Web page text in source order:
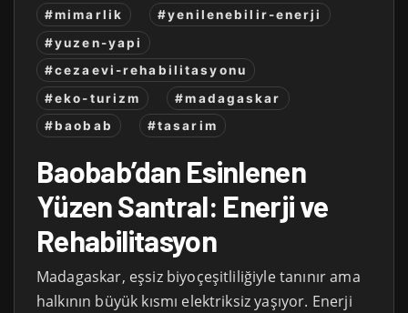
#mimarlik
#yenilenebilir-enerji
#yuzen-yapi
#cezaevi-rehabilitasyonu
#eko-turizm
#madagaskar
#baobab
#tasarim
Baobab’dan Esinlenen
Yüzen Santral: Enerji ve
Rehabilitasyon
Madagaskar, eşsiz biyoçeşitliliğiyle tanınır ama
halkının büyük kısmı elektriksiz yaşıyor. Enerji